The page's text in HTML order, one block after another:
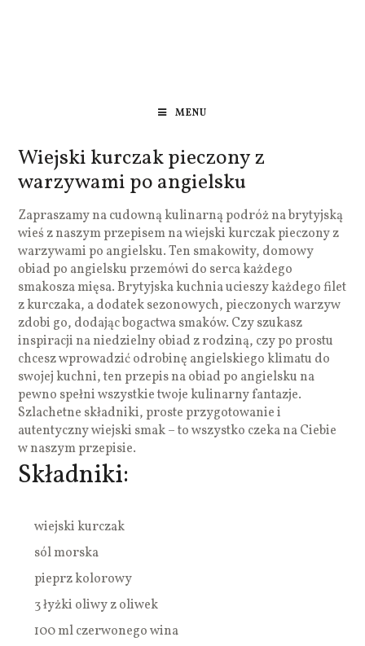
MENU
Wiejski kurczak pieczony z
warzywami po angielsku
Zapraszamy na cudowną kulinarną podróż na brytyjską
wieś z naszym przepisem na wiejski kurczak pieczony z
warzywami po angielsku. Ten smakowity, domowy
obiad po angielsku przemówi do serca każdego
smakosza mięsa. Brytyjska kuchnia ucieszy każdego filet
z kurczaka, a dodatek sezonowych, pieczonych warzyw
zdobi go, dodając bogactwa smaków. Czy szukasz
inspiracji na niedzielny obiad z rodziną, czy po prostu
chcesz wprowadzić odrobinę angielskiego klimatu do
swojej kuchni, ten przepis na obiad po angielsku na
pewno spełni wszystkie twoje kulinarny fantazje.
Szlachetne składniki, proste przygotowanie i
autentyczny wiejski smak – to wszystko czeka na Ciebie
w naszym przepisie.
Składniki:
wiejski kurczak
sól morska
pieprz kolorowy
3 łyżki oliwy z oliwek
100 ml czerwonego wina